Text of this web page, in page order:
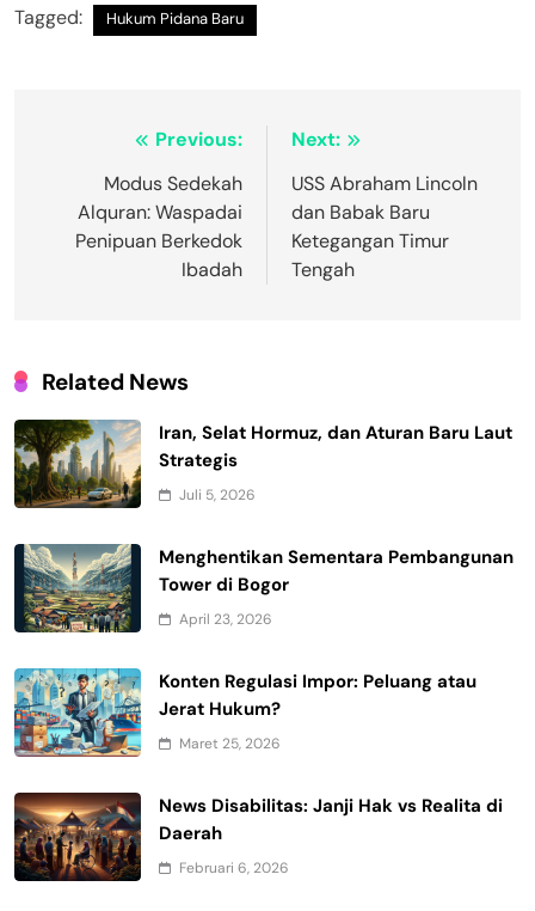
Tagged: Hukum Pidana Baru
NavigasiPrevious:
Modus Sedekah
Alquran: Waspadai
Penipuan Berkedok
Ibadah
Next:
USS Abraham Lincoln
dan Babak Baru
Ketegangan Timur
Tengah
Related News
Iran, Selat Hormuz, dan Aturan Baru Laut
Strategis
Juli 5, 2026
Menghentikan Sementara Pembangunan
Tower di Bogor
April 23, 2026
Konten Regulasi Impor: Peluang atau
Jerat Hukum?
Maret 25, 2026
News Disabilitas: Janji Hak vs Realita di
Daerah
Februari 6, 2026